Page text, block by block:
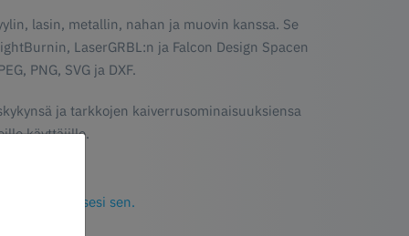
lasin, metallin, nahan ja muovin kanssa. Se
LaserGRBL:n ja Falcon Design Spacen
PNG, SVG ja DXF.
ja tarkkojen kaiverrusominaisuuksiensa
käyttäjille.
tästä ladataksesi sen.